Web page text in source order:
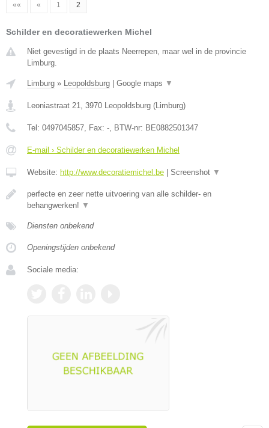
«« « 1 2
Schilder en decoratiewerken Michel
Niet gevestigd in de plaats Neerrepen, maar wel in de provincie
Limburg.
Limburg » Leopoldsburg Google maps ▼
Leoniastraat 21, 3970 Leopoldsburg (Limburg)
Tel: 0497045857, Fax: -, BTW-nr: BE0882501347
E-mail › Schilder en decoratiewerken Michel
Website: http://www.decoratiemichel.be Screenshot ▼
perfecte en zeer nette uitvoering van alle schilder- en
behangwerken! ▼
Diensten onbekend
Openingstijden onbekend
Sociale media: